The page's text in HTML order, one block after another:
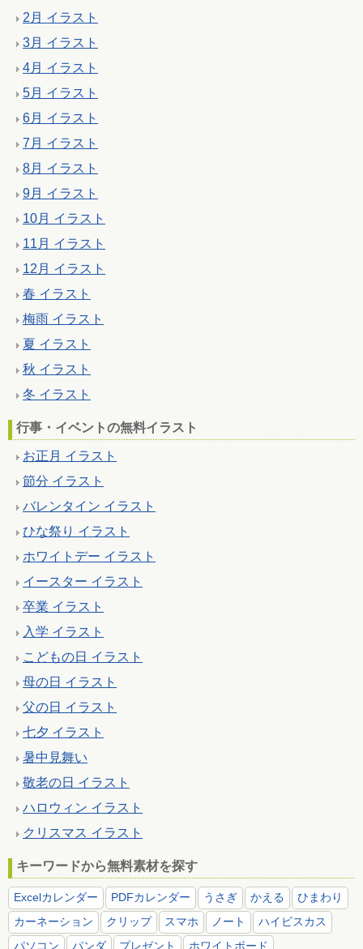
2月 イラスト
3月 イラスト
4月 イラスト
5月 イラスト
6月 イラスト
7月 イラスト
8月 イラスト
9月 イラスト
10月 イラスト
11月 イラスト
12月 イラスト
春 イラスト
梅雨 イラスト
夏 イラスト
秋 イラスト
冬 イラスト
行事・イベントの無料イラスト
お正月 イラスト
節分 イラスト
バレンタイン イラスト
ひな祭り イラスト
ホワイトデー イラスト
イースター イラスト
卒業 イラスト
入学 イラスト
こどもの日 イラスト
母の日 イラスト
父の日 イラスト
七夕 イラスト
暑中見舞い
敬老の日 イラスト
ハロウィン イラスト
クリスマス イラスト
キーワードから無料素材を探す
Excelカレンダー PDFカレンダー うさぎ かえる
ひまわり
カーネーション
クリップ スマホ ノート
ハイビスカス
パソコン
パンダ プレゼント ホワイトボード